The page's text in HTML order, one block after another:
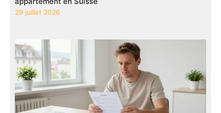
29 juillet 2026